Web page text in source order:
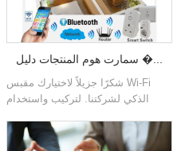
سمارت هوم المنتجات دليل �...
شكرًا جزيلاً لاختيارك مقبس Wi-Fi
الذكي لشركتنا. لتركيب واستخدام
يرجى مراجعة الفيديو.